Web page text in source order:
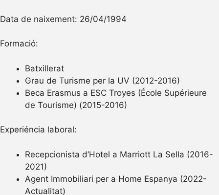
Data de naixement: 26/04/1994
Formació:
Batxillerat
Grau de Turisme per la UV (2012-2016)
Beca Erasmus a ESC Troyes (École Supérieure
de Tourisme) (2015-2016)
Experiéncia laboral:
Recepcionista d’Hotel a Marriott La Sella (2016-
2021)
Agent Immobiliari per a Home Espanya (2022-
Actualitat)